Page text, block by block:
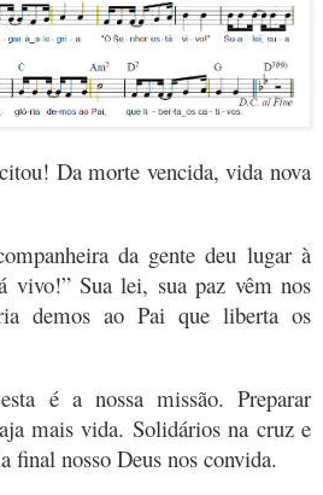
Da morte vencida, vida nova
da gente deu lugar à
vivo!” Sua lei, sua paz vêm nos
demos ao Pai que liberta os
é a nossa missão. Preparar
mais vida. Solidários na cruz e
final nosso Deus nos convida.